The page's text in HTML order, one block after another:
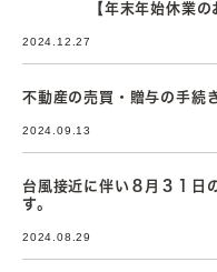
【年末年始休業のお
2024.12.27
不動産の売買・贈与の手続
2024.09.13
台風接近に伴い８月３１日
す。
2024.08.29